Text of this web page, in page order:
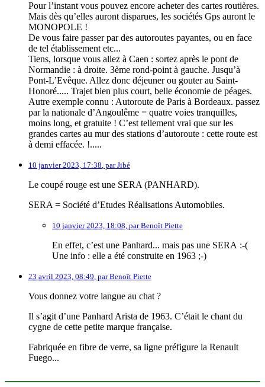
Pour l’instant vous pouvez encore acheter des cartes routières.
Mais dès qu’elles auront disparues, les sociétés Gps auront le
MONOPOLE !
De vous faire passer par des autoroutes payantes, ou en face
de tel établissement etc...
Tiens, lorsque vous allez à Caen : sortez après le pont de
Normandie : à droite. 3ème rond-point à gauche. Jusqu’à
Pont-L’Evêque. Allez donc déjeuner ou gouter au Saint-
Honoré..... Trajet bien plus court, belle économie de péages.
Autre exemple connu : Autoroute de Paris à Bordeaux. passez
par la nationale d’Angoulême = quatre voies tranquilles,
moins long, et gratuite ! C’est tellement vrai que sur les
grandes cartes au mur des stations d’autoroute : cette route est
à demi effacée. !.....
10 janvier 2023, 17:38, parJibé
Le coupé rouge est une SERA (PANHARD).
SERA = Société d’Etudes Réalisations Automobiles.
10 janvier 2023, 18:08, parBenoît Piette
En effet, c’est une Panhard... mais pas une SERA :-(
Une info : elle a été construite en 1963 ;-)
23 avril 2023, 08:49, parBenoît Piette
Vous donnez votre langue au chat ?
Il s’agit d’une Panhard Arista de 1963. C’était le chant du
cygne de cette petite marque française.
Fabriquée en fibre de verre, sa ligne préfigure la Renault
Fuego...